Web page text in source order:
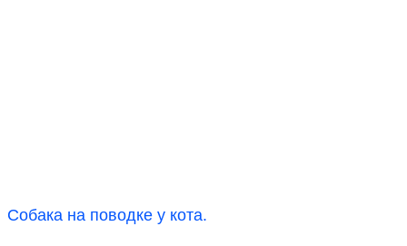
Собака на поводке у кота.